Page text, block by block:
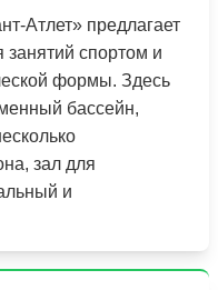
Атлет» предлагает
спортом и
формы. Здесь
бассейн,
зал для
и